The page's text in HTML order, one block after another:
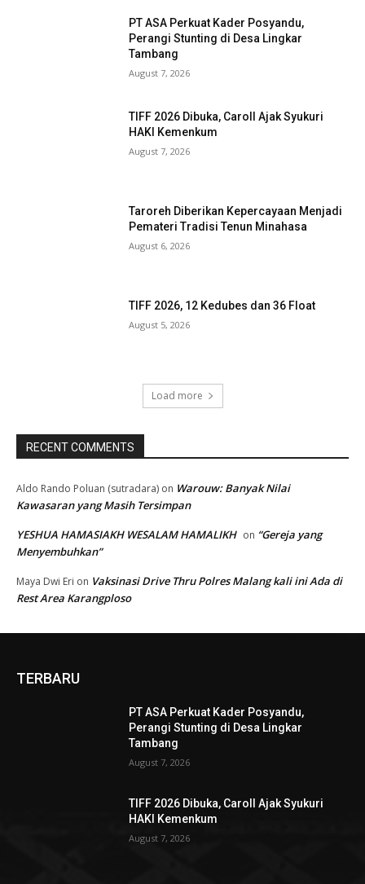
PT ASA Perkuat Kader Posyandu,
Perangi Stunting di Desa Lingkar
Tambang
August 7, 2026
TIFF 2026 Dibuka, Caroll Ajak Syukuri
HAKI Kemenkum
August 7, 2026
Taroreh Diberikan Kepercayaan Menjadi
Pemateri Tradisi Tenun Minahasa
August 6, 2026
TIFF 2026, 12 Kedubes dan 36 Float
August 5, 2026
Load more
RECENT COMMENTS
Aldo Rando Poluan (sutradara) on Warouw: Banyak Nilai
Kawasaran yang Masih Tersimpan
YESHUA HAMASIAKH WESALAM HAMALIKH on “Gereja yang
Menyembuhkan”
Maya Dwi Eri on Vaksinasi Drive Thru Polres Malang kali ini Ada di
Rest Area Karangploso
TERBARU
PT ASA Perkuat Kader Posyandu,
Perangi Stunting di Desa Lingkar
Tambang
August 7, 2026
TIFF 2026 Dibuka, Caroll Ajak Syukuri
HAKI Kemenkum
August 7, 2026